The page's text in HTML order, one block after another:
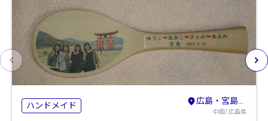
ハンドメイド 広島・宮島・廿日市
中国/ 広島県